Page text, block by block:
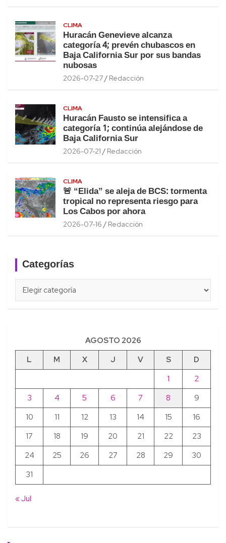
CLIMA
Huracán Genevieve alcanza
categoría 4; prevén chubascos en
Baja California Sur por sus bandas
nubosas
2026-07-27 Redacción
CLIMA
Huracán Fausto se intensifica a
categoría 1; continúa alejándose de
Baja California Sur
2026-07-21 Redacción
CLIMA
🚨 “Elida” se aleja de BCS: tormenta
tropical no representa riesgo para
Los Cabos por ahora
2026-07-16 Redacción
Categorías
AGOSTO 2026
L
M X J V S
D
1
2
3
4 5 6 7 8
9
10
11 12 13 14 15
16
17
18 19 20 21 22
23
24
25 26 27 28 29
30
31
« Jul